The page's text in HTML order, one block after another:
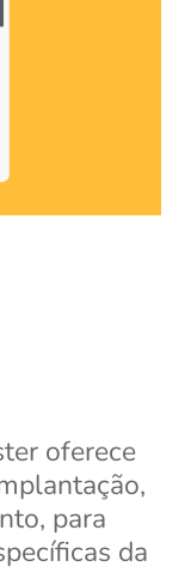
oferece
, para
da